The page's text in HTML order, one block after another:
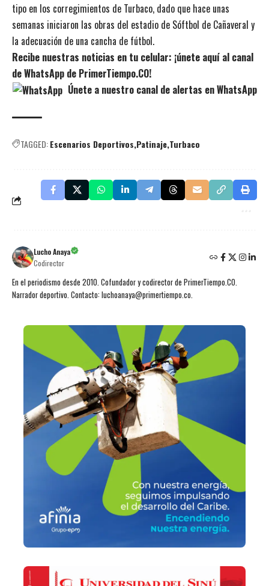
tipo en los corregimientos de Turbaco, dado que hace unas
semanas iniciaron las obras del estadio de Sóftbol de Cañaveral y
la adecuación de una cancha de fútbol.
Recibe nuestras noticias en tu celular: ¡únete aquí al canal
de WhatsApp de PrimerTiempo.CO!
Únete a nuestro canal de alertas en WhatsApp
TAGGED:Escenarios Deportivos Patinaje Turbaco
Lucho Anaya
Codirector
En el periodismo desde 2010. Cofundador y codirector de PrimerTiempo.CO.
Narrador deportivo. Contacto: luchoanaya@primertiempo.co.